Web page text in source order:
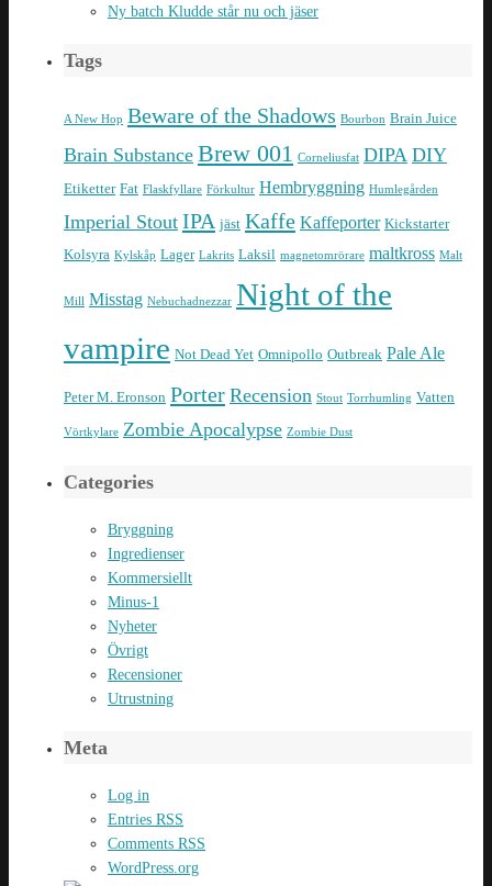
Ny batch Kludde står nu och jäser
Tags
A New Hop Beware of the Shadows Bourbon Brain Juice
Brain Substance Brew 001 Corneliusfat DIPA DIY
Etiketter Fat Flaskfyllare Förkultur Hembryggning Humlegården
Imperial Stout IPA jäst Kaffe Kaffeporter Kickstarter
Kolsyra Kylskåp Lager Lakrits Laksil magnetomrörare maltkross Malt
Mill Misstag Nebuchadnezzar Night of the
vampire Not Dead Yet Omnipollo Outbreak Pale Ale
Peter M. Eronson Porter Recension Stout Torrhumling Vatten
Vörtkylare Zombie Apocalypse Zombie Dust
Categories
Bryggning
Ingredienser
Kommersiellt
Minus-1
Nyheter
Övrigt
Recensioner
Utrustning
Meta
Log in
Entries RSS
Comments RSS
WordPress.org